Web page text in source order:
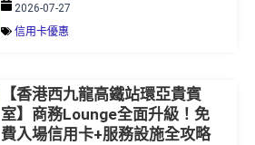
2026-07-27
信用卡優惠
【香港西九龍高鐵站環亞貴賓
室】商務Lounge全面升級！免
費入場信用卡+服務設施全攻略